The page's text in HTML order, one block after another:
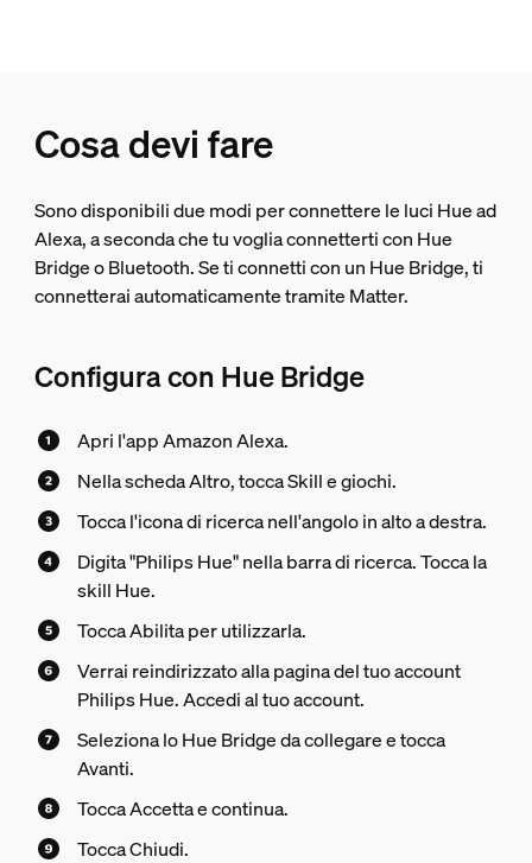
Cosa devi fare
Sono disponibili due modi per connettere le luci Hue ad
Alexa, a seconda che tu voglia connetterti con Hue
Bridge o Bluetooth. Se ti connetti con un Hue Bridge, ti
connetterai automaticamente tramite Matter.
Configura con Hue Bridge
Apri l'app Amazon Alexa.
Nella scheda Altro, tocca Skill e giochi.
Tocca l'icona di ricerca nell'angolo in alto a destra.
Digita "Philips Hue" nella barra di ricerca. Tocca la
skill Hue.
Tocca Abilita per utilizzarla.
Verrai reindirizzato alla pagina del tuo account
Philips Hue. Accedi al tuo account.
Seleziona lo Hue Bridge da collegare e tocca
Avanti.
Tocca Accetta e continua.
Tocca Chiudi.